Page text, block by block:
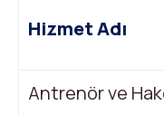
Hizmet Adı
Antrenör ve